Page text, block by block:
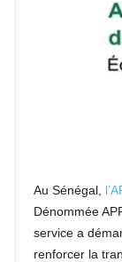
Au Sénégal,
Dénommée
service a
renforcer la